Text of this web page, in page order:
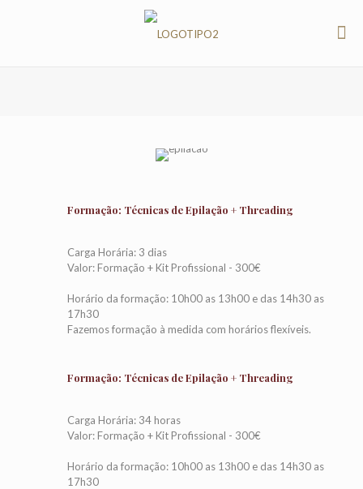
Formação: Técnicas de Epilação + Threading
Carga Horária: 3 dias
Valor: Formação + Kit Profissional - 300€
Horário da formação: 10h00 as 13h00 e das 14h30 as
17h30
Fazemos formação à medida com horários flexíveis.
Formação: Técnicas de Epilação + Threading
Carga Horária: 34 horas
Valor: Formação + Kit Profissional - 300€
Horário da formação: 10h00 as 13h00 e das 14h30 as
17h30